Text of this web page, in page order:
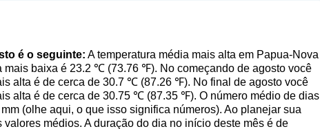
é o seguinte: A temperatura média mais alta em Papua-Nova
baixa é 23.2 ℃ (73.76 ℉). No começando de agosto você
alta é de cerca de 30.7 ℃ (87.26 ℉). No final de agosto você
alta é de cerca de 30.75 ℃ (87.35 ℉). O número médio de dias
(olhe aqui, o que isso significa números). Ao planejar sua
médios. A duração do dia no início deste mês é de